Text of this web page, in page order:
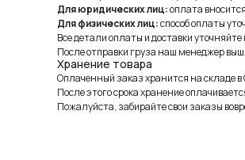
Для юридических лиц:оплата
Для физических лиц:способ оплаты
Все детали оплаты и доставки
После отправки груза наш менеджер
Хранение товара
Оплаченный заказ хранится на складе в
После этого срока хранение
Пожалуйста, забирайте свои заказы